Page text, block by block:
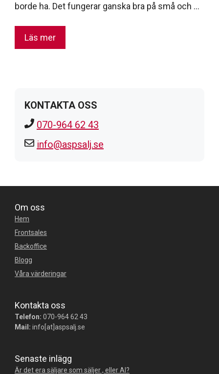
borde ha. Det fungerar ganska bra på små och …
Läs mer
KONTAKTA OSS
070-964 62 43
info@aspsalj.se
Om oss
Hem
Frontsales
Backoffice
Blogg
Våra värderingar
Kontakta oss
Telefon: 070-964 62 43
Mail: info[at]aspsalj.se
Senaste inlägg
Är det era säljare som säljer , eller AI?